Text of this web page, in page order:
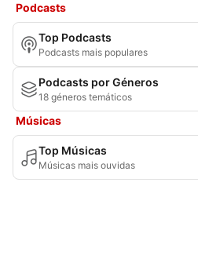
Podcasts
Top Podcasts
Podcasts mais populares
Podcasts por Géneros
18 géneros temáticos
Músicas
Top Músicas
Músicas mais ouvidas